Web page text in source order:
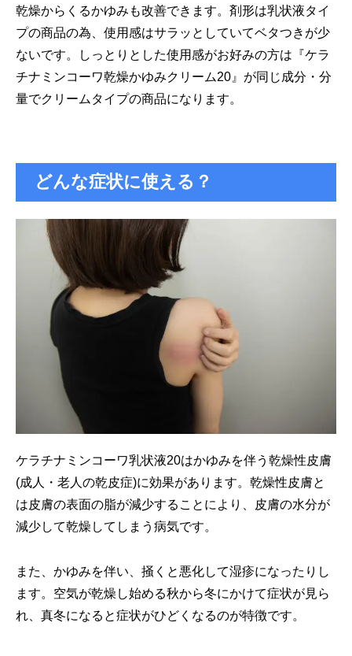
乾燥からくるかゆみも改善できます。剤形は乳状液タイ
プの商品の為、使用感はサラッとしていてベタつきが少
ないです。しっとりとした使用感がお好みの方は『ケラ
チナミンコーワ乾燥かゆみクリーム20』が同じ成分・分
量でクリームタイプの商品になります。
どんな症状に使える？
ケラチナミンコーワ乳状液20はかゆみを伴う乾燥性皮膚
(成人・老人の乾皮症)に効果があります。乾燥性皮膚と
は皮膚の表面の脂が減少することにより、皮膚の水分が
減少して乾燥してしまう病気です。
また、かゆみを伴い、掻くと悪化して湿疹になったりし
ます。空気が乾燥し始める秋から冬にかけて症状が見ら
れ、真冬になると症状がひどくなるのが特徴です。